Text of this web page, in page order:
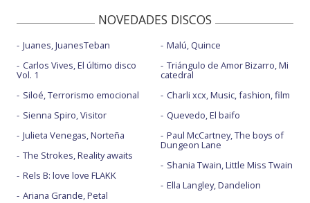
NOVEDADES DISCOS
Juanes, JuanesTeban
Carlos Vives, El último disco
Vol. 1
Siloé, Terrorismo emocional
Sienna Spiro, Visitor
Julieta Venegas, Norteña
The Strokes, Reality awaits
Rels B: love love FLAKK
Ariana Grande, Petal
Malú, Quince
Triángulo de Amor Bizarro, Mi
catedral
Charli xcx, Music, fashion, film
Quevedo, El baifo
Paul McCartney, The boys of
Dungeon Lane
Shania Twain, Little Miss Twain
Ella Langley, Dandelion